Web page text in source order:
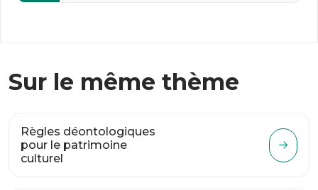
Sur le même thème
Règles déontologiques
pour le patrimoine
culturel